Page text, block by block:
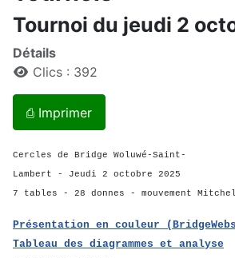
Tournoi du jeudi 2
Détails
Clics : 392
⎙ Imprimer
Cercles de Bridge Woluwé-Saint-
Lambert - Jeudi 2 octobre 2025
7 tables - 28 donnes - mouvement
Présentation en couleur
Tableau des diagrammes et analyse